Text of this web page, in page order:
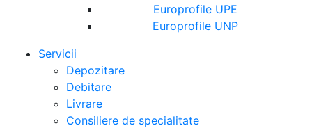
Europrofile UPE
Europrofile UNP
Servicii
Depozitare
Debitare
Livrare
Consiliere de specialitate